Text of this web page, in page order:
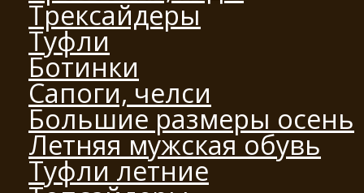
Трексайдеры
Туфли
Ботинки
Сапоги, челси
Большие размеры осень
Летняя мужская обувь
Туфли летние